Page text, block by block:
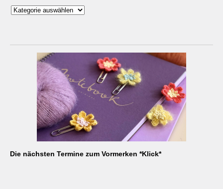
Kategorien
Die nächsten Termine zum Vormerken *Klick*